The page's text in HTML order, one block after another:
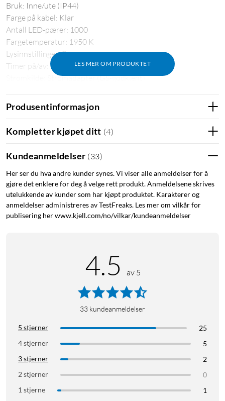
LES MER OM PRODUKTET
Bruk: Inne/ute (IP44)
Farge på kabel: Klar
Antall LED-pærer: 1000
Fargetemperatur: 1950 K
Lysinnstillinger: 8
Timer på/av: 8/16 t
Strømkilde: Strømadapter (GS-godkjent)
Effektforbruk: 6 W
Lengde inkludert lyspærer: 20 m
Tilkoblingskabel til adapter: 3 m
Total lengde: ca. 23 m
Avstand mellom lyspærene: 2 cm
I pakken
Lyslenke
Strømadapter
Bruksanvisning
Produsentinformasjon
Kompletter kjøpet ditt (4)
Kundeanmeldelser (33)
Her ser du hva andre kunder synes. Vi viser alle anmeldelser for å
gjøre det enklere for deg å velge rett produkt. Anmeldelsene skrives
utelukkende av kunder som har kjøpt produktet. Karakterer og
anmeldelser administreres av TestFreaks. Les mer om vilkår for
publisering her www.kjell.com/no/vilkar/kundeanmeldelser
4.5 av 5
33 kundeanmeldelser
5 stjerner
25
4 stjerner
5
3 stjerner
2
2 stjerner
0
1 stjerne
1